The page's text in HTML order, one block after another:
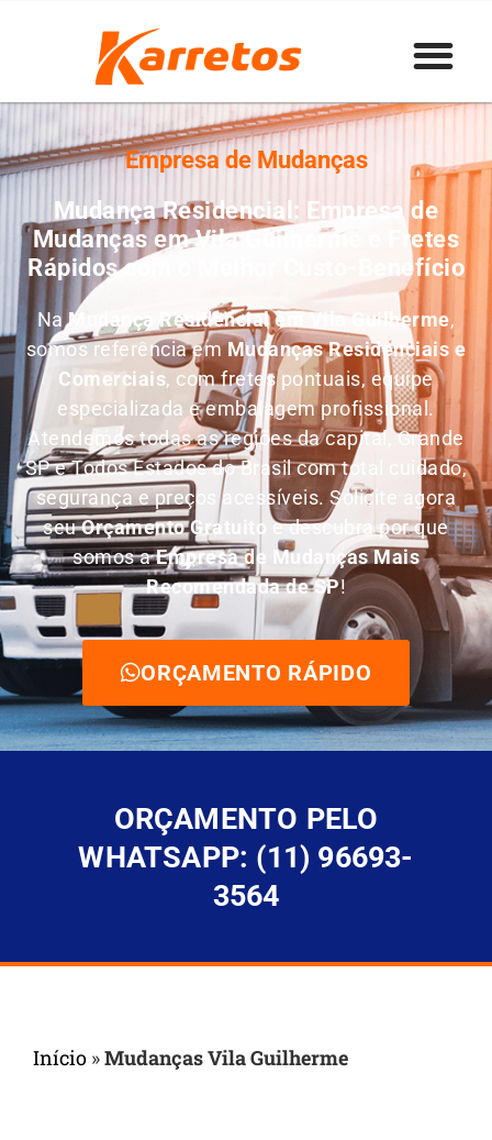
Empresa de Mudanças
Mudança Residencial: Empresa de
Mudanças em Vila Guilherme e Fretes
Rápidos com o Melhor Custo-Benefício
NaMudança Residencial em Vila Guilherme,
somos referência emMudanças Residenciais e
Comerciais, com fretes pontuais, equipe
especializada e embalagem profissional.
Atendemos todas as regiões da capital, Grande
SP e Todos Estados do Brasil com total cuidado,
segurança e preços acessíveis. Solicite agora
seuOrçamento Gratuito e descubra por que
somos aEmpresa de Mudanças Mais
Recomendada de SP!
ORÇAMENTO RÁPIDO
ORÇAMENTO PELO
WHATSAPP: (11) 96693-
3564
Início »Mudanças Vila Guilherme